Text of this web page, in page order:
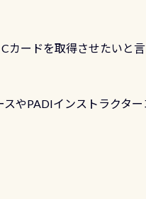
カードを取得させたいと
やPADIインストラクタ